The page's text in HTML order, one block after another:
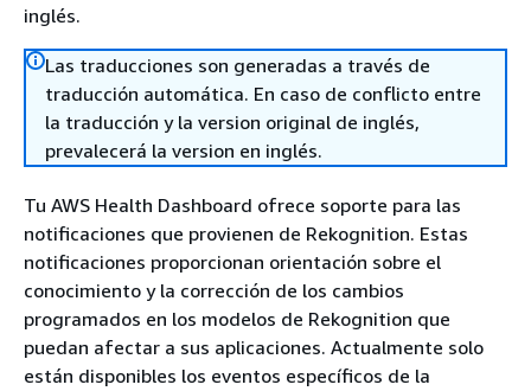
inglés.
Las traducciones son generadas a través de
traducción automática. En caso de conflicto entre
la traducción y la version original de inglés,
prevalecerá la version en inglés.
Tu AWS Health Dashboard ofrece soporte para las
notificaciones que provienen de Rekognition. Estas
notificaciones proporcionan orientación sobre el
conocimiento y la corrección de los cambios
programados en los modelos de Rekognition que
puedan afectar a sus aplicaciones. Actualmente solo
están disponibles los eventos específicos de la